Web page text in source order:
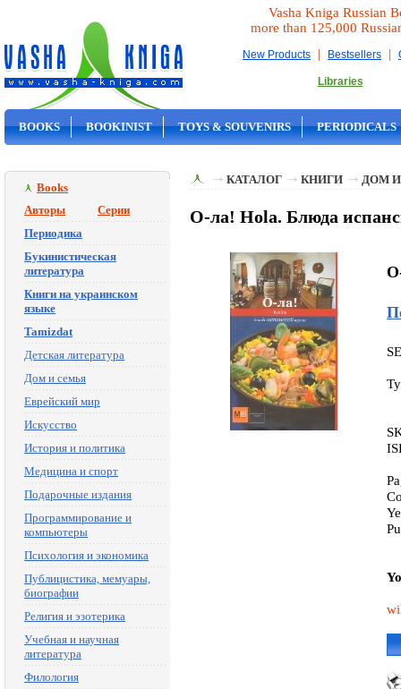
Vasha Kniga Russian
more than 125,000
New Products | Bestsellers |
Libraries
BOOKS BOOKINIST TOYS & SOUVENIRS PERIODICALS
Books
Авторы
Серии
Периодика
Букинистическая
литература
Книги на украинском
языке
Tamizdat
Детская литература
Дом и семья
Еврейский мир
Искусство
История и политика
Медицина и спорт
Подарочные издания
Программирование и
компьютеры
Психология и экономика
Публицистика, мемуары,
биографии
Религия и эзотерика
Учебная и научная
литература
Филология
КАТАЛОГ КНИГИ ДОМ
О-ла! Hola. Блюда